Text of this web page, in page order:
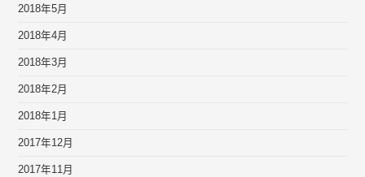
2018年5月
2018年4月
2018年3月
2018年2月
2018年1月
2017年12月
2017年11月